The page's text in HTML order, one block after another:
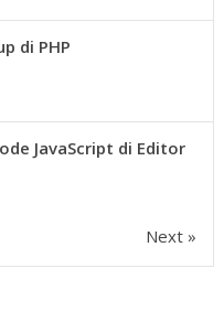
di PHP
JavaScript di Editor
Next »